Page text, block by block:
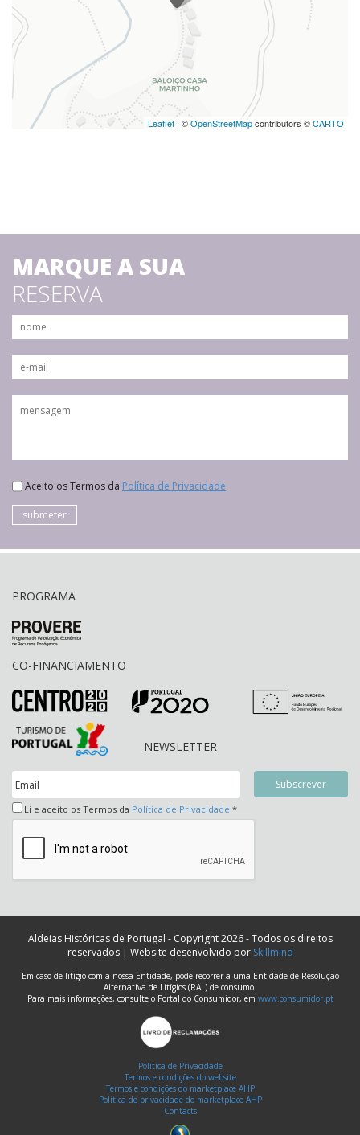
Leaflet | ©OpenStreetMapcontributors ©CARTO
MARQUE A SUA
RESERVA
Aceito os Termos da Política de Privacidade
submeter
PROGRAMA
CO-FINANCIAMENTO
NEWSLETTER
Li e aceito os Termos da Política de Privacidade *
Aldeias Históricas de Portugal - Copyright 2026 - Todos os direitos
reservados | Website desenvolvido por Skillmind
Em caso de litígio com a nossa Entidade, pode recorrer a uma Entidade de Resolução
Alternativa de Litígios (RAL) de consumo.
Para mais informações, consulte o Portal do Consumidor, em www.consumidor.pt
Política de Privacidade
Termos e condições do website
Termos e condições do marketplace AHP
Política de privacidade do marketplace AHP
Contacts